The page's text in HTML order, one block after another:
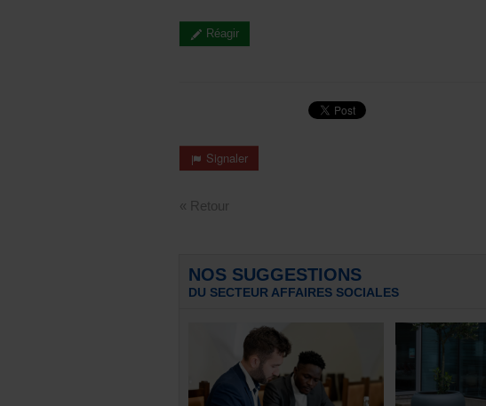
Réagir
Signaler
« Retour
NOS SUGGESTIONS
DU SECTEUR AFFAIRES SOCIALES